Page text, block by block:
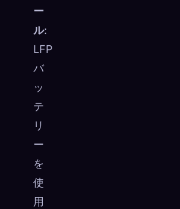
ー
ル:
LFP
バ
ッ
テ
リ
ー
を
使
用